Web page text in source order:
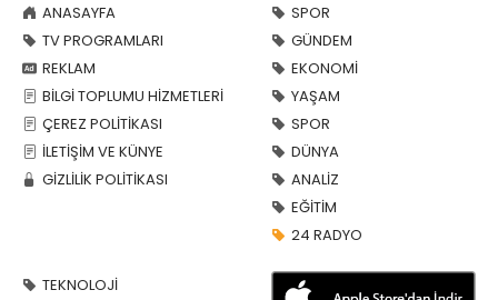
ANASAYFA
TV PROGRAMLARI
REKLAM
BİLGİ TOPLUMU HİZMETLERİ
ÇEREZ POLİTİKASI
İLETİŞİM VE KÜNYE
GİZLİLİK POLİTİKASI
SPOR
GÜNDEM
EKONOMİ
YAŞAM
SPOR
DÜNYA
ANALİZ
EĞİTİM
24 RADYO
TEKNOLOJİ